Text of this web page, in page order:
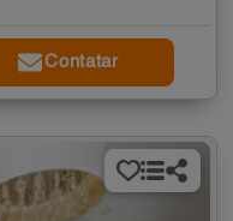
Contatar